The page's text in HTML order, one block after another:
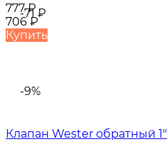
-71₽
777₽
706₽
Купить
-9%
Клапан Wester обратный 1"